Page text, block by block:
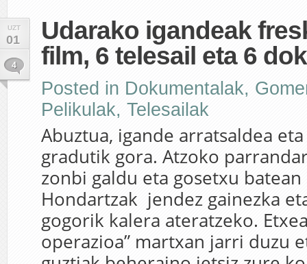
UZT
01
4
Udarako igandeak
film, 6 telesail eta 6
Posted in Dokumentalak,
Pelikulak, Telesailak
Abuztua, igande arratsaldea
gradutik gora. Atzoko
zonbi galdu eta gosetxu
Hondartzak jendez gainezka
gogorik kalera ateratzeko.
operazioa” martxan jarri duzu